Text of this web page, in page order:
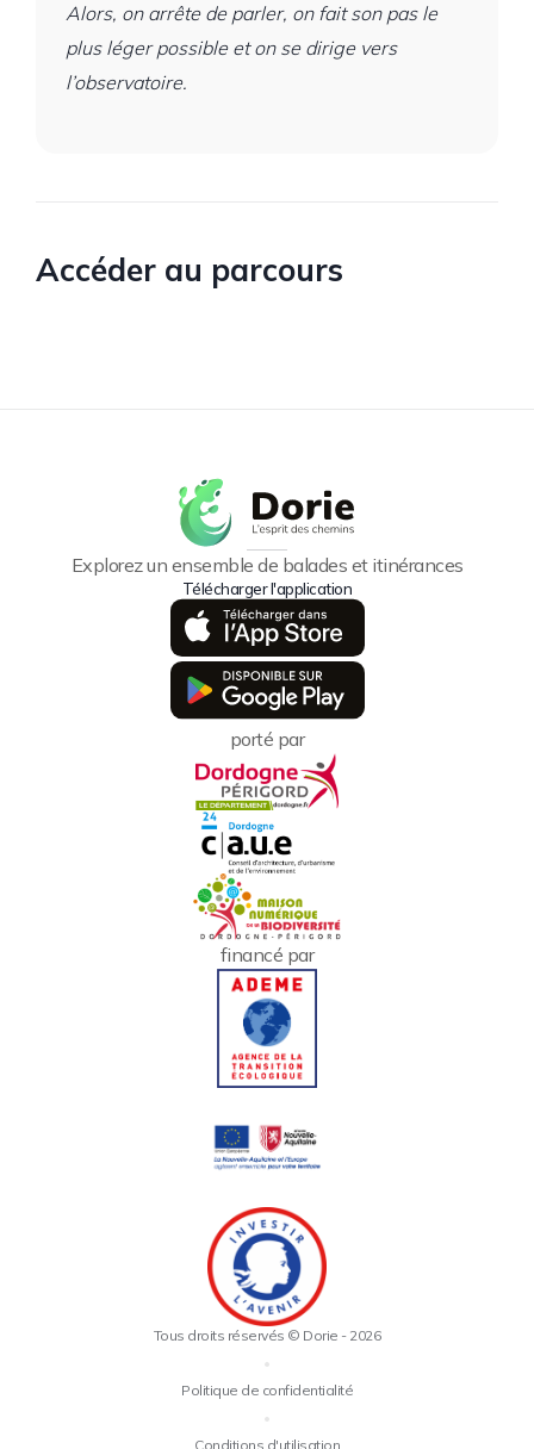
Alors, on arrête de parler, on fait son pas le
plus léger possible et on se dirige vers
l’observatoire.
Accéder au parcours
Explorez un ensemble de balades et itinérances
Télécharger l'application
porté par
financé par
Tous droits réservés © Dorie - 2026
•
Politique de confidentialité
•
Conditions d'utilisation